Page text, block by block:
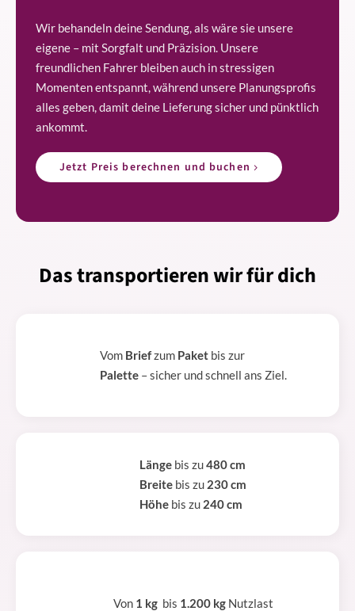
Wir behandeln deine Sendung, als wäre sie unsere
eigene – mit Sorgfalt und Präzision. Unsere
freundlichen Fahrer bleiben auch in stressigen
Momenten entspannt, während unsere Planungsprofis
alles geben, damit deine Lieferung sicher und pünktlich
ankommt.
Jetzt Preis berechnen und buchen
Das transportieren wir für dich
Vom Briefzum Paketbis zur
Palette– sicher und schnell ans Ziel.
Länge bis zu480 cm
Breite bis zu 230 cm
Höhe bis zu 240 cm
Von 1 kgbis 1.200 kgNutzlast